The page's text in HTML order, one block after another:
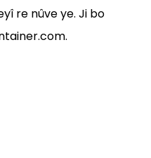
re nûve ye. Ji bo